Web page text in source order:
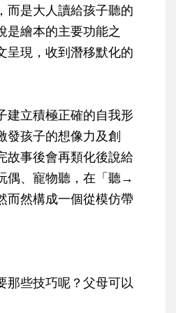
而是大人讀給孩子聽的
是繪本的主要功能之
呈現，收到潛移默化的
建立積極正確的自我形
發孩子的想像力及創
故事後會再類化後說給
偶、寵物聽，在「聽→
而然構成一個從模仿帶
那些技巧呢？父母可以